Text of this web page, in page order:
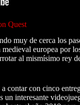
Quest
muy de cerca los
europea por
al mismísimo rey
contar con cinco
un interesante